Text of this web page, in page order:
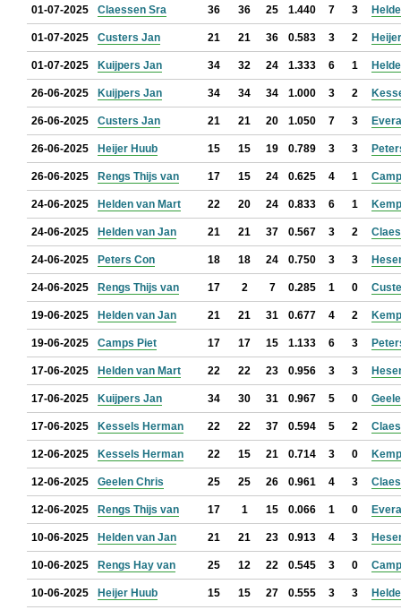
01-07-2025 Claessen Sra 36 36 25 1.440 7 3
01-07-2025 Custers Jan 21 21 36 0.583 3 2
01-07-2025 Kuijpers Jan 34 32 24 1.333 6 1
26-06-2025 Kuijpers Jan 34 34 34 1.000 3 2
26-06-2025 Custers Jan 21 21 20 1.050 7 3
26-06-2025 Heijer Huub 15 15 19 0.789 3 3
26-06-2025 Rengs Thijs van 17 15 24 0.625 4 1
24-06-2025 Helden van Mart 22 20 24 0.833 6 1
24-06-2025 Helden van Jan 21 21 37 0.567 3 2
24-06-2025 Peters Con 18 18 24 0.750 3 3
24-06-2025 Rengs Thijs van 17 2 7 0.285 1 0
19-06-2025 Helden van Jan 21 21 31 0.677 4 2
19-06-2025 Camps Piet 17 17 15 1.133 6 3
17-06-2025 Helden van Mart 22 22 23 0.956 3 3
17-06-2025 Kuijpers Jan 34 30 31 0.967 5 0
17-06-2025 Kessels Herman 22 22 37 0.594 5 2
12-06-2025 Kessels Herman 22 15 21 0.714 3 0
12-06-2025 Geelen Chris 25 25 26 0.961 4 3
12-06-2025 Rengs Thijs van 17 1 15 0.066 1 0
10-06-2025 Helden van Jan 21 21 23 0.913 4 3
10-06-2025 Rengs Hay van 25 12 22 0.545 3 0
10-06-2025 Heijer Huub 15 15 27 0.555 3 3